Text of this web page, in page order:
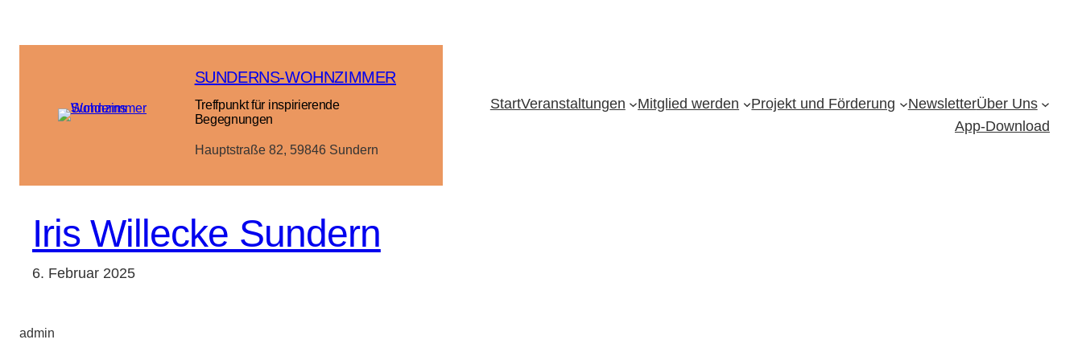
SUNDERNS-WOHNZIMMER
Treffpunkt für inspirierende
Begegnungen
Hauptstraße 82, 59846 Sundern
StartVeranstaltungen Mitglied werden Projekt und Förderung NewsletterÜber Uns
App-Download
Iris Willecke Sundern
6. Februar 2025
admin